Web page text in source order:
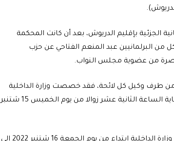
الجزئية بإقليم الدريوش، بعد أن كانت المحكمة
بناءا على قرارها رقم 190/22، بتجريد كل من البرلمانيين عبد المنعم الفتاحي عن حزب
من عضوية مجلس النواب.
طرف وكيل كل لائحة، فقد خصصت وزارة الداخلية
خمسة أيام، وذلك ابتداء من يوم الأحد 11 شتنبر 2022 إلى غاية الساعة الثانية عشر زوالا من يوم الخميس 15 شتنبر